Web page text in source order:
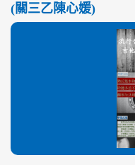
(關三乙陳心媛)